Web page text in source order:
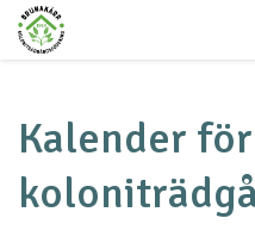
Kalender för